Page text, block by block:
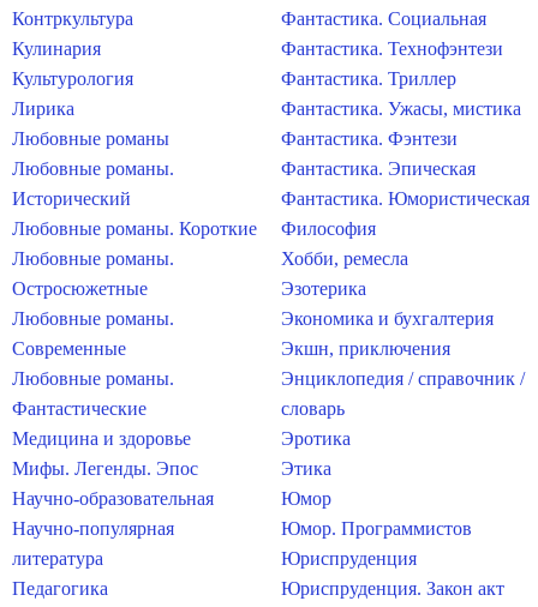
Контркультура
Кулинария
Культурология
Лирика
Любовные романы
Любовные романы.
Исторический
Любовные романы. Короткие
Любовные романы.
Остросюжетные
Любовные романы.
Современные
Любовные романы.
Фантастические
Медицина и здоровье
Мифы. Легенды. Эпос
Научно-образовательная
Научно-популярная
литература
Педагогика
Фантастика. Социальная
Фантастика. Технофэнтези
Фантастика. Триллер
Фантастика. Ужасы, мистика
Фантастика. Фэнтези
Фантастика. Эпическая
Фантастика. Юмористическая
Философия
Хобби, ремесла
Эзотерика
Экономика и бухгалтерия
Экшн, приключения
Энциклопедия / справочник /
словарь
Эротика
Этика
Юмор
Юмор. Программистов
Юриспруденция
Юриспруденция. Закон акт